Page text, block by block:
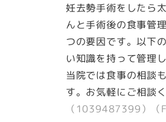
妊去勢手術をしたら
んと手術後の食事管
つの要因です。以下
い知識を持って管理
当院では食事の相談
す。お気軽にご相談く
（1039487399）（